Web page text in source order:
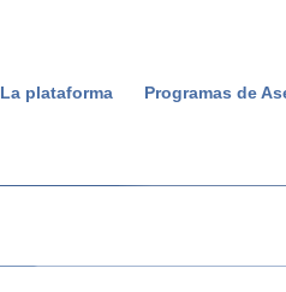
La plataforma Programas de